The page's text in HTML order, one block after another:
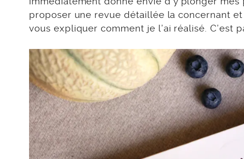
proposer une revue détaillée la concernant
vous expliquer comment je l’ai réalisé. C’est